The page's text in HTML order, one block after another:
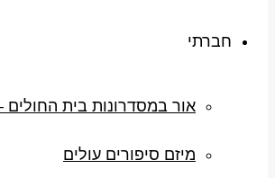
חברתי
אור במסדרונות בית
מיזם סיפורים עולים